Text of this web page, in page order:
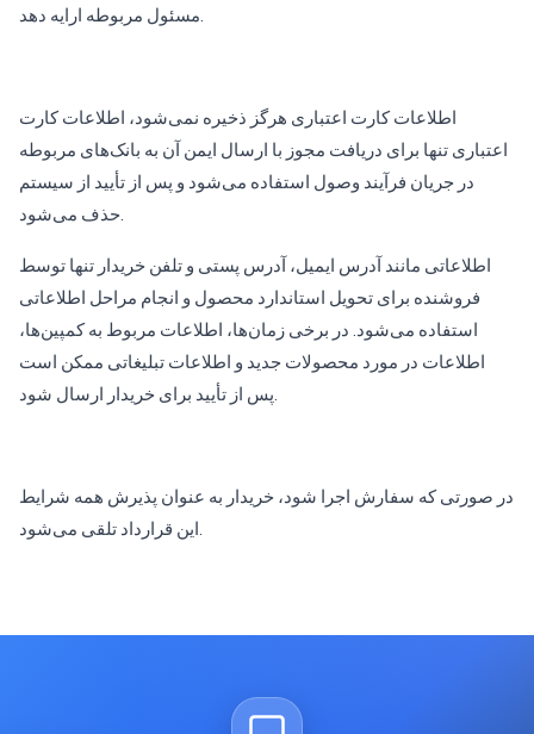
مسئول مربوطه ارایه دهد.
اطلاعات کارت اعتباری هرگز ذخیره نمی‌شود، اطلاعات کارت
اعتباری تنها برای دریافت مجوز با ارسال ایمن آن به بانک‌های مربوطه
در جریان فرآیند وصول استفاده می‌شود و پس از تأیید از سیستم
حذف می‌شود.
اطلاعاتی مانند آدرس ایمیل، آدرس پستی و تلفن خریدار تنها توسط
فروشنده برای تحویل استاندارد محصول و انجام مراحل اطلاعاتی
استفاده می‌شود. در برخی زمان‌ها، اطلاعات مربوط به کمپین‌ها،
اطلاعات در مورد محصولات جدید و اطلاعات تبلیغاتی ممکن است
پس از تأیید برای خریدار ارسال شود.
در صورتی که سفارش اجرا شود، خریدار به عنوان پذیرش همه شرایط
این قرارداد تلقی می‌شود.